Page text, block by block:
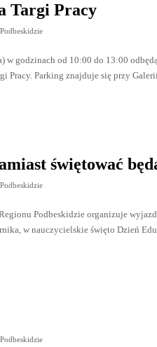
Targi Pracy
w godzinach od 10:00 do 13:00
Pracy. Parking znajduje się przy
świętować
Podbeskidzie organizuje
w nauczycielskie święto Dzień